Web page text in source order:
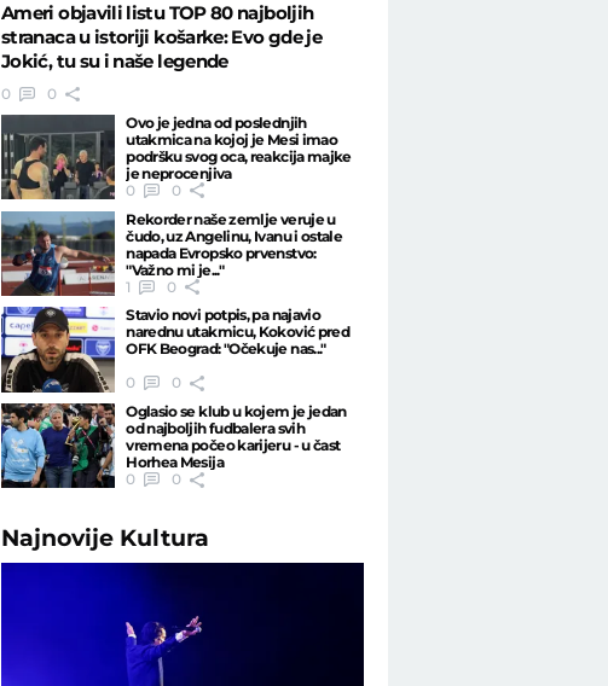
Ameri objavili listu TOP 80 najboljih
stranaca u istoriji košarke: Evo gde je
Jokić, tu su i naše legende
0
0
Ovo je jedna od poslednjih
utakmica na kojoj je Mesi imao
podršku svog oca, reakcija majke
je neprocenjiva
0
0
Rekorder naše zemlje veruje u
čudo, uz Angelinu, Ivanu i ostale
napada Evropsko prvenstvo:
"Važno mi je..."
1
0
Stavio novi potpis, pa najavio
narednu utakmicu, Koković pred
OFK Beograd: "Očekuje nas..."
0
0
Oglasio se klub u kojem je jedan
od najboljih fudbalera svih
vremena počeo karijeru - u čast
Horhea Mesija
0
0
Najnovije Kultura